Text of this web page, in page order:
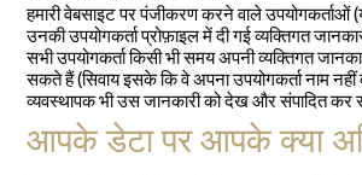
हमारी वेबसाइट पर पंजीकरण करने वाले उपयोगकर्ताओं
उनकी उपयोगकर्ता प्रोफ़ाइल में दी गई व्यक्तिगत
सभी उपयोगकर्ता किसी भी समय अपनी व्यक्तिगत
सकते हैं (सिवाय इसके कि वे अपना उपयोगकर्ता नाम
व्यवस्थापक भी उस जानकारी को देख और संपादित
आपके डेटा पर आपके क्या